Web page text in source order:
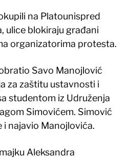
na Platounispred
ulice blokiraju građani
organizatorima protesta.
Savo Manojlović
za zaštitu ustavnosti i
studentom iz Udruženja
Simovićem. Simović
najavio Manojlovića.
Aleksandra